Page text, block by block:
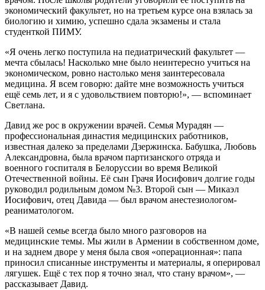
экономический факультет, но на третьем курсе она взялась за
биологию и химию, успешно сдала экзамены и стала
студенткой ПИМУ.
«Я очень легко поступила на педиатрический факультет —
мечта сбылась! Насколько мне было неинтересно учиться на
экономическом, ровно настолько меня заинтересовала
медицина. Я всем говорю: дайте мне возможность учиться
ещё семь лет, и я с удовольствием повторю!», — вспоминает
Светлана.
Давид же рос в окружении врачей. Семья Мурадян —
профессиональная династия медицинских работников,
известная далеко за пределами Дзержинска. Бабушка, Любовь
Александровна, была врачом партизанского отряда и
военного госпиталя в Белоруссии во время Великой
Отечественной войны. Её сын Грачя Иосифович долгие годы
руководил родильным домом №3. Второй сын — Микаэл
Иосифович, отец Давида — был врачом анестезиологом-
реаниматологом.
«В нашей семье всегда было много разговоров на
медицинские темы. Мы жили в Армении в собственном доме,
и на заднем дворе у меня была своя «операционная»: папа
приносил списанные инструменты и материалы, я оперировал
лягушек. Ещё с тех пор я точно знал, что стану врачом», —
рассказывает Давид.